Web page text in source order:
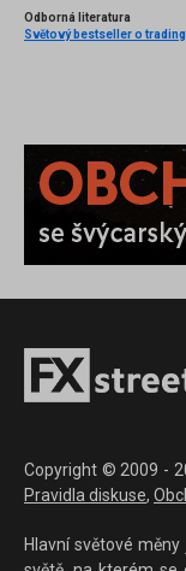
Odborná literatura
Copyright © 2009 -
Pravidla diskuse,
Hlavní světové